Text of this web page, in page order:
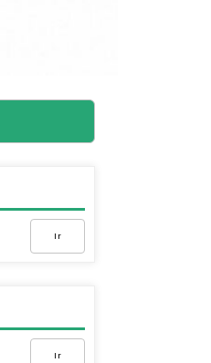
Ir
Ir